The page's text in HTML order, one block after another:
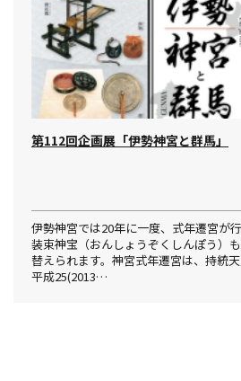
第112回企画展「伊勢神宮と群馬」
伊勢神宮では20年に一度、式年遷宮が
装束神宝（おんしょうぞくしんぽう）
替えられます。神宮式年遷宮は、持統天
平成25(2013…